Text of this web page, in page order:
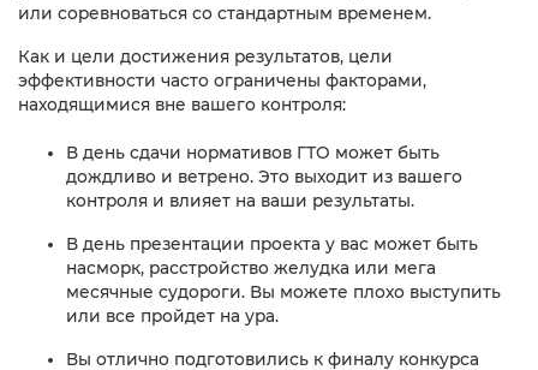
или соревноваться со стандартным временем.
Как и цели достижения результатов, цели
эффективности часто ограничены факторами,
находящимися вне вашего контроля:
В день сдачи нормативов ГТО может быть
дождливо и ветрено. Это выходит из вашего
контроля и влияет на ваши результаты.
В день презентации проекта у вас может быть
насморк, расстройство желудка или мега
месячные судороги. Вы можете плохо выступить
или все пройдет на ура.
Вы отлично подготовились к финалу конкурса